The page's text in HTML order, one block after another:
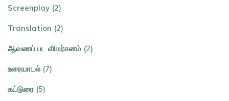
Screenplay (2)
Translation (2)
ஆவணப் பட விமர்சனம் (2)
உரையாடல் (7)
கட்டுரை (5)